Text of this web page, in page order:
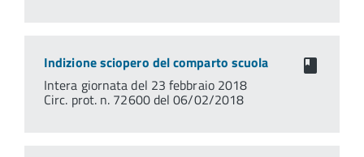
Indizione sciopero del comparto scuola
Intera giornata del 23 febbraio 2018
Circ. prot. n. 72600 del 06/02/2018